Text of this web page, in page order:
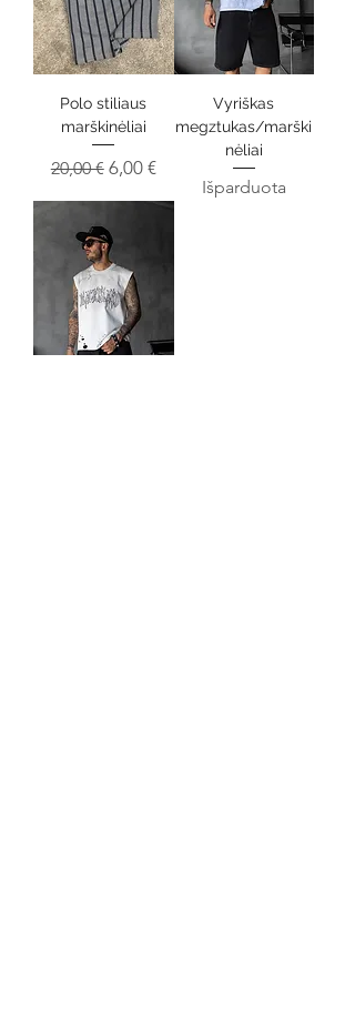
Polo stiliaus
marškinėliai
Įprastinė kaina
20,00 € Pardavimo kaina
6,00 €
Vyriškas
megztukas/marški
nėliai
Išparduota